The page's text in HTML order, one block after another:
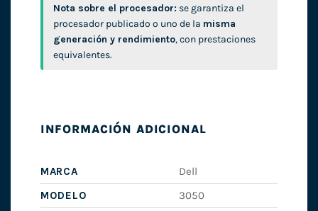
Nota sobre el procesador: se garantiza el
procesador publicado o uno de la misma
generación y rendimiento, con prestaciones
equivalentes.
INFORMACIÓN ADICIONAL
MARCA
Dell
MODELO
3050